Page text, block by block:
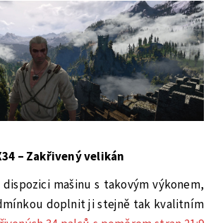
– Zakřivený velikán
mašinu s takovým výkonem,
doplnit ji stejně tak kvalitním